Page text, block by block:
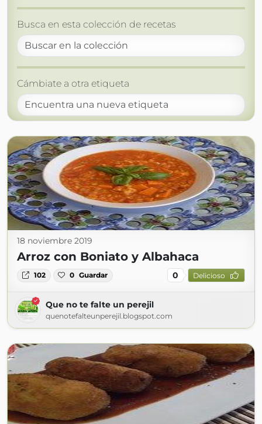
Busca en esta colección de recetas
Cámbiate a otra etiqueta
18 noviembre 2019
Arroz con Boniato y Albahaca
102 0 Guardar 0 Delicioso
Que no te falte un perejil
quenotefalteunperejil.blogspot.com